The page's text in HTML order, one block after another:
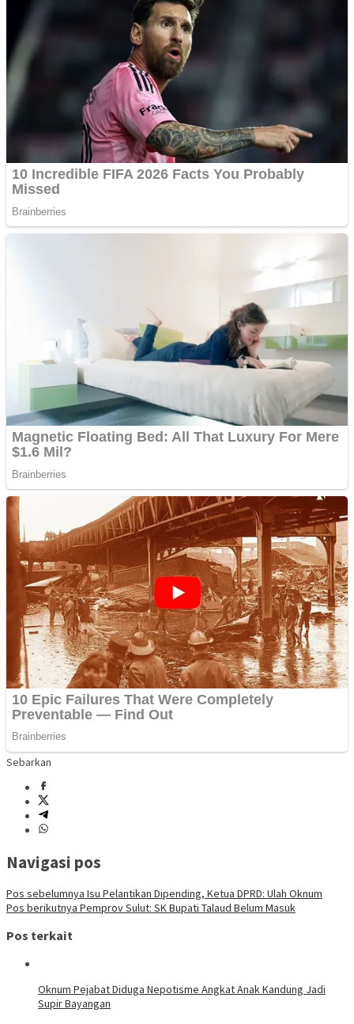
Sebarkan
Navigasi pos
Pos sebelumnya Isu Pelantikan Dipending, Ketua DPRD: Ulah Oknum
Pos berikutnya Pemprov Sulut: SK Bupati Talaud Belum Masuk
Pos terkait
Oknum Pejabat Diduga Nepotisme Angkat Anak Kandung Jadi
Supir Bayangan